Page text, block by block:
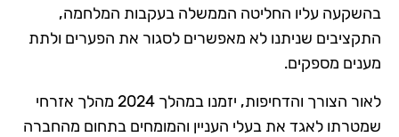
בהשקעה עליו החליטה הממשלה בעקבות המלחמה,
התקציבים שניתנו לא מאפשרים לסגור את הפערים ולתת
מענים מספקים.
לאור הצורך והדחיפות, יזמנו במהלך 2024 מהלך אזרחי
שמטרתו לאגד את בעלי העניין והמומחים בתחום מהחברה